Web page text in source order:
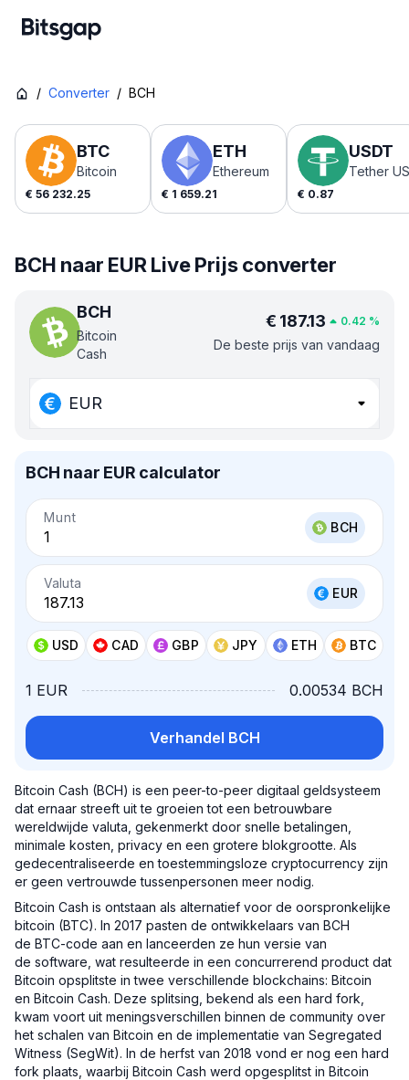
/ Converter / BCH
BTC
Bitcoin
€ 56 232.25
ETH
Ethereum
€ 1 659.21
USDT
Tether
€ 0.87
BCH naar EUR Live Prijs converter
BCH
Bitcoin
Cash
€ 187.13 0.42 %
De beste prijs van vandaag
EUR
BCH naar EUR calculator
Munt
BCH
Valuta
EUR
USD CAD GBP JPY ETH BTC
1 EUR 0.00534 BCH
Verhandel BCH
Bitcoin Cash (BCH) is een peer-to-peer digitaal geldsysteem
dat ernaar streeft uit te groeien tot een betrouwbare
wereldwijde valuta, gekenmerkt door snelle betalingen,
minimale kosten, privacy en een grotere blokgrootte. Als
gedecentraliseerde en toestemmingsloze cryptocurrency zijn
er geen vertrouwde tussenpersonen meer nodig.
Bitcoin Cash is ontstaan als alternatief voor de oorspronkelijke
bitcoin (BTC). In 2017 pasten de ontwikkelaars van BCH
de BTC-code aan en lanceerden ze hun versie van
de software, wat resulteerde in een concurrerend product dat
Bitcoin opsplitste in twee verschillende blockchains: Bitcoin
en Bitcoin Cash. Deze splitsing, bekend als een hard fork,
kwam voort uit meningsverschillen binnen de community over
het schalen van Bitcoin en de implementatie van Segregated
Witness (SegWit). In de herfst van 2018 vond er nog een hard
fork plaats, waarbij Bitcoin Cash werd opgesplitst in Bitcoin